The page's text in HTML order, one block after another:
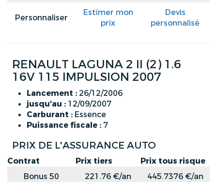
Personnaliser
Estimer mon
prix
Devis
personnalisé
RENAULT LAGUNA 2 II (2) 1.6
16V 115 IMPULSION 2007
Lancement : 26/12/2006
jusqu'au : 12/09/2007
Carburant : Essence
Puissance fiscale : 7
PRIX DE L'ASSURANCE AUTO
Contrat Prix tiers
Prix tous risque
Bonus 50
221.76 €/an
445.7376 €/an